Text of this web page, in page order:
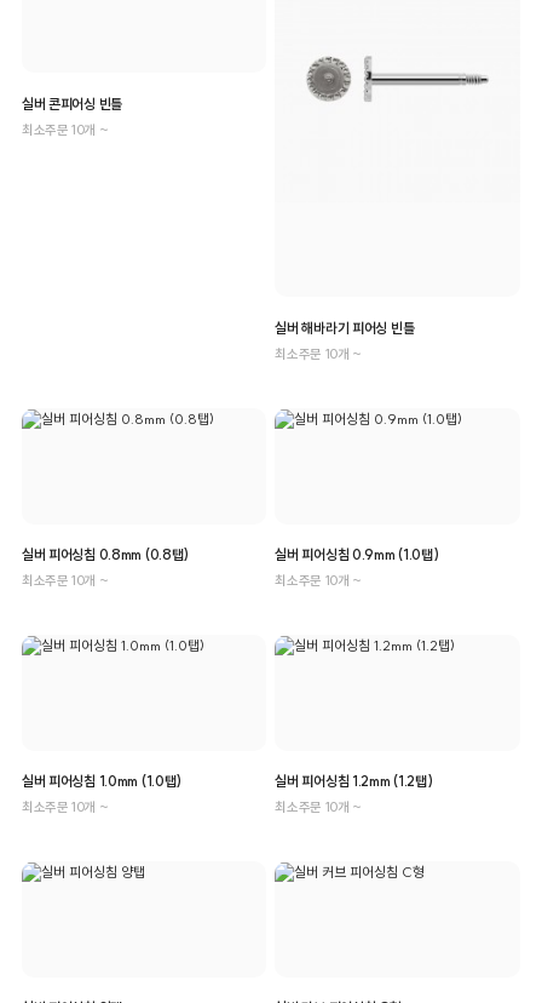
실버 콘피어싱 빈틀
최소주문 10개 ~
실버 해바라기 피어싱 빈틀
최소주문 10개 ~
실버 피어싱침 0.8mm (0.8탭)
최소주문 10개 ~
실버 피어싱침 0.9mm (1.0탭)
최소주문 10개 ~
실버 피어싱침 1.0mm (1.0탭)
최소주문 10개 ~
실버 피어싱침 1.2mm (1.2탭)
최소주문 10개 ~